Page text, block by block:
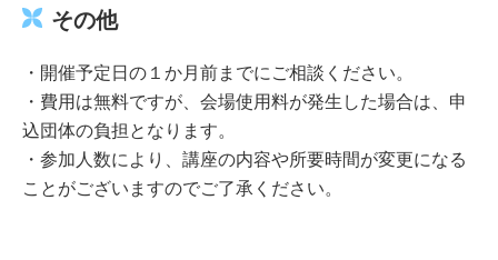
その他
・開催予定日の１か月前までにご相談ください。
・費用は無料ですが、会場使用料が発生した場合は、申
込団体の負担となります。
・参加人数により、講座の内容や所要時間が変更になる
ことがございますのでご了承ください。